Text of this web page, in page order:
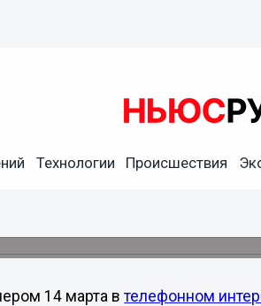
Технологии Происшествия
заявил о плане
14 марта втелефонном